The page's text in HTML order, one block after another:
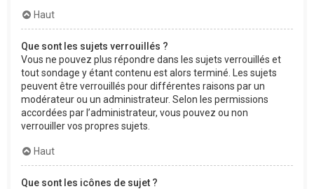
Haut
Que sont les sujets verrouillés ?
Vous ne pouvez plus répondre dans les sujets verrouillés et
tout sondage y étant contenu est alors terminé. Les sujets
peuvent être verrouillés pour différentes raisons par un
modérateur ou un administrateur. Selon les permissions
accordées par l’administrateur, vous pouvez ou non
verrouiller vos propres sujets.
Haut
Que sont les icônes de sujet ?